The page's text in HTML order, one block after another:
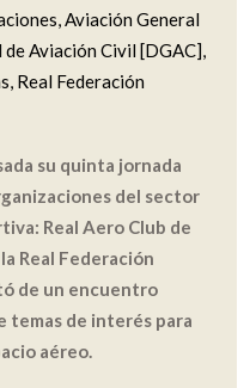
,Aviación General
Aviación Civil [DGAC],
, Real Federación
su quinta jornada
del sector
Real Aero Club de
la Real Federación
de un encuentro
temas de interés para
aéreo.